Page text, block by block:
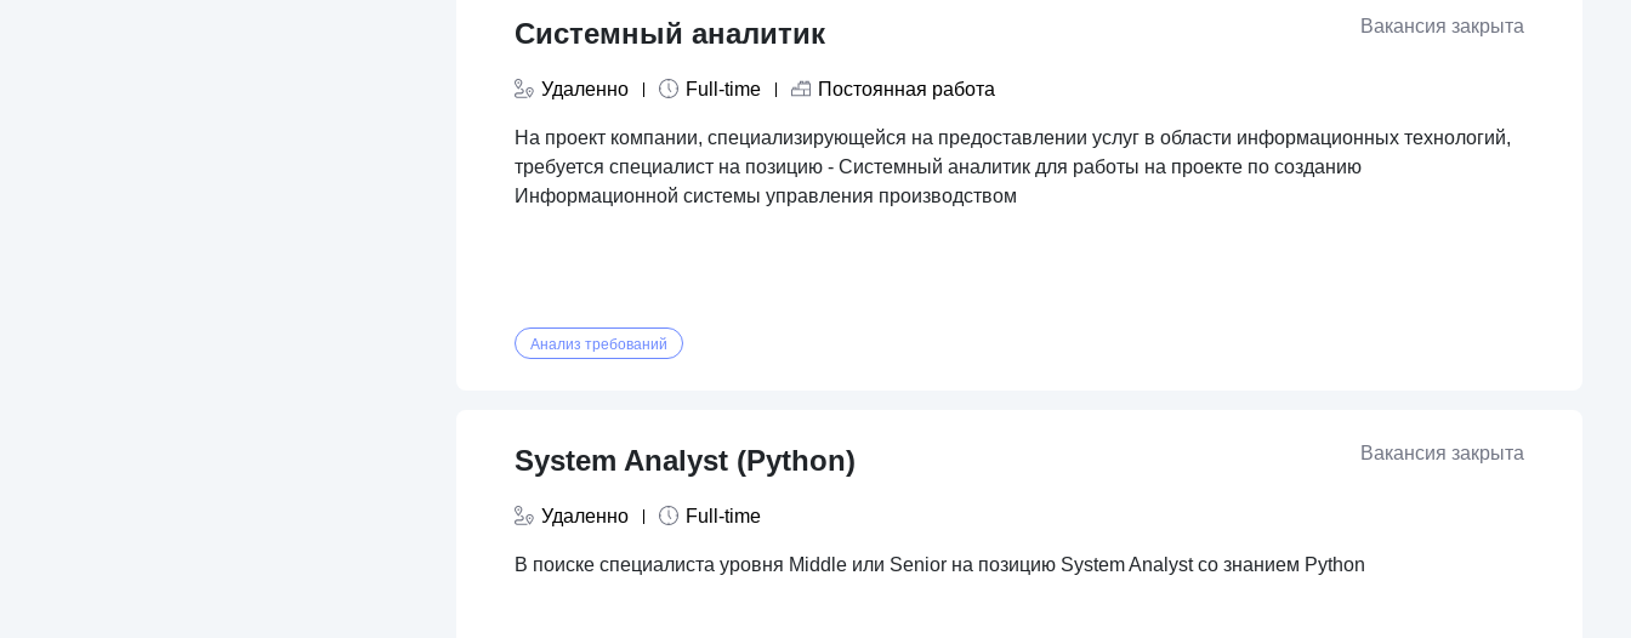
Системный аналитик Вакансия закрыта
Удаленно Full-time Постоянная работа
На проект компании, специализирующейся на предоставлении услуг в области информационных технологий,
требуется специалист на позицию - Системный аналитик для работы на проекте по созданию
Информационной системы управления производством
Анализ требований
System Analyst (Python) Вакансия закрыта
Удаленно Full-time
В поиске специалиста уровня Middle или Senior на позицию System Analyst со знанием Python